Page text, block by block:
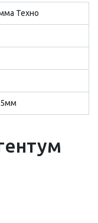
Техно